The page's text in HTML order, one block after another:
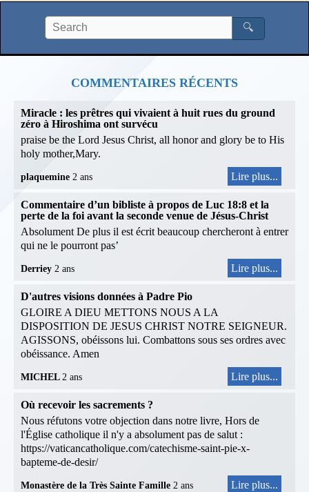
🔍
COMMENTAIRES RÉCENTS
Miracle : les prêtres qui vivaient à huit rues du ground
zéro à Hiroshima ont survécu
praise be the Lord Jesus Christ, all honor and glory be to His
holy mother,Mary.
plaquemine 2 ans Lire plus...
Commentaire d’un bibliste à propos de Luc 18:8 et la
perte de la foi avant la seconde venue de Jésus-Christ
Absolument De plus il est écrit beaucoup chercheront à entrer
qui ne le pourront pas’
Derriey 2 ans Lire plus...
D'autres visions données à Padre Pio
GLOIRE A DIEU METTONS NOUS A LA
DISPOSITION DE JESUS CHRIST NOTRE SEIGNEUR.
AGISSONS, obéissons lui. Combattons sous ses ordres avec
obéissance. Amen
MICHEL 2 ans Lire plus...
Où recevoir les sacrements ?
Nous réfutons votre objection dans notre livre, Hors de
l'Église catholique il n'y a absolument pas de salut :
https://vaticancatholique.com/catechisme-saint-pie-x-
bapteme-de-desir/
Monastère de la Très Sainte Famille 2 ans Lire plus...